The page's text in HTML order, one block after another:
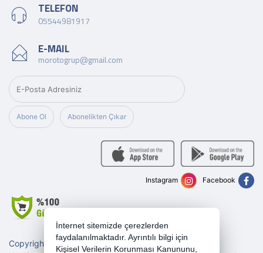
TELEFON
05544981917
E-MAIL
morotogrup@gmail.com
Abone Ol Abonelikten Çıkar
Copyright 2026 morotogrup.com - Tüm hakları saklıdır.
Facebook
Instagram
İnternet sitemizde çerezlerden
faydalanılmaktadır. Ayrıntılı bilgi için
Kişisel Verilerin Korunması Kanununu,